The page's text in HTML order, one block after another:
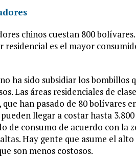
chinos cuestan 800
residencial es el mayor
ha sido subsidiar los bombillos
Las áreas residenciales de
han pasado de 80 bolívares
llegar a costar hasta
de consumo de acuerdo con la
Hay gente que asume el
son menos costosos.